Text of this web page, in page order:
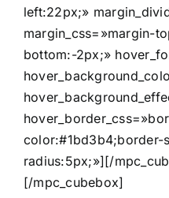
left:22px;»
margin_css=»margin-
bottom:-2px;»
color:#1bd3b4;border-
radius:5px;»][/
[/mpc_cubebox]